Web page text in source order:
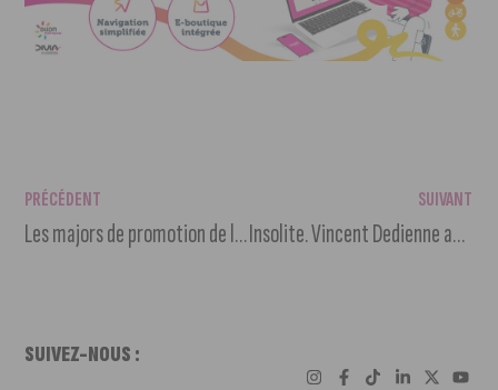
PRÉCÉDENT
Les majors de promotion de l’École des Métiers récompensés
SUIVANT
Insolite. Vincent Dedienne ambassadeur du salon Faudra Tif Hair de Dijon
SUIVEZ-NOUS :